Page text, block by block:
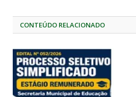
CONTEÚDO RELACIONADO